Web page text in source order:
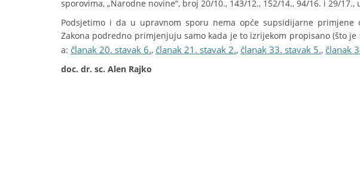
sporovima, „Narodne novine“, broj 20/10., 143/12., 152/14., 94/16. i 29/17.,
Podsjetimo i da u upravnom sporu nema opće supsidijarne primjene
Zakona podredno primjenjuju samo kada je to izrijekom propisano (što je
a: članak 20. stavak 6., članak 21. stavak 2., članak 33. stavak 5., članak
doc. dr. sc. Alen Rajko